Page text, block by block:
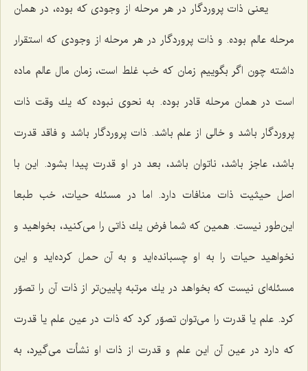
یعنی ذات پروردگار در هر مرحله از وجودی كه بوده، در همان
مرحله عالم بوده. و ذات پروردگار در هر مرحله از وجودی كه استقرار
داشته چون اگر بگوییم زمان كه خب غلط است، زمان مال عالم ماده
است در همان مرحله قادر بوده. به نحوی نبوده كه یك وقت ذات
پروردگار باشد و خالی از علم باشد. ذات پروردگار باشد و فاقد قدرت
باشد، عاجز باشد، ناتوان باشد، بعد در او قدرت پیدا بشود. این با
اصل حیثیت ذات منافات دارد. اما در مسئله حیات، خب طبعا
این‌طور نیست. همین كه شما فرض یك ذاتی را می‌كنید، بخواهید و
نخواهید حیات را به او چسبانده‌اید و به آن حمل كرده‌اید و این
مسئله‌ای نیست كه بخواهد در یك مرتبه پایین‌تر از ذات آن را تصوّر
كرد. علم یا قدرت را می‌توان‌ تصوّر كرد كه ذات در عین علم یا قدرت
كه دارد در عین آن این علم و قدرت از ذات او نشأت می‌گیرد، به